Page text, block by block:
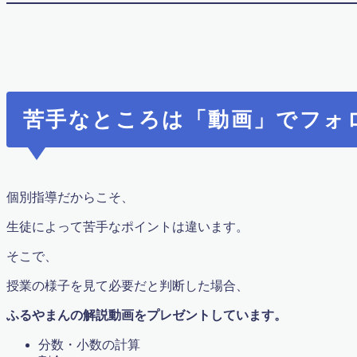
苦手なところは「動画」でフォ
個別指導だからこそ、
生徒によって苦手なポイントは違います。
そこで、
授業の様子を見て必要だと判断した場合、
ふるやまんの解説動画をプレゼントしています。
分数・小数の計算